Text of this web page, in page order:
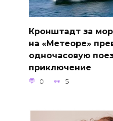
Кронштадт за
на «Метеоре»
одночасовую
приключение
0 5